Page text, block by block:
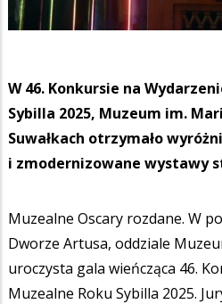
W 46. Konkursie na
Sybilla 2025, Muzeum im.
Suwałkach otrzymało
i zmodernizowane wystawy
Muzealne Oscary rozdane. W
Dworze Artusa, oddziale
uroczysta gala wieńcząca 46.
Muzealne Roku Sybilla 2025.